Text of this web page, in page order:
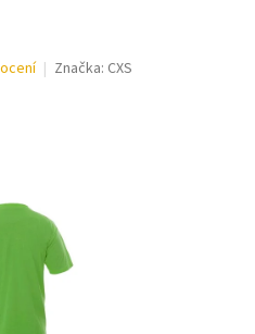
Značka: CXS